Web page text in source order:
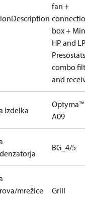
fan +
box + Min
HP and
combo
and
izdelka
Optyma™
A09
BG_4/5
mrežice
Grill